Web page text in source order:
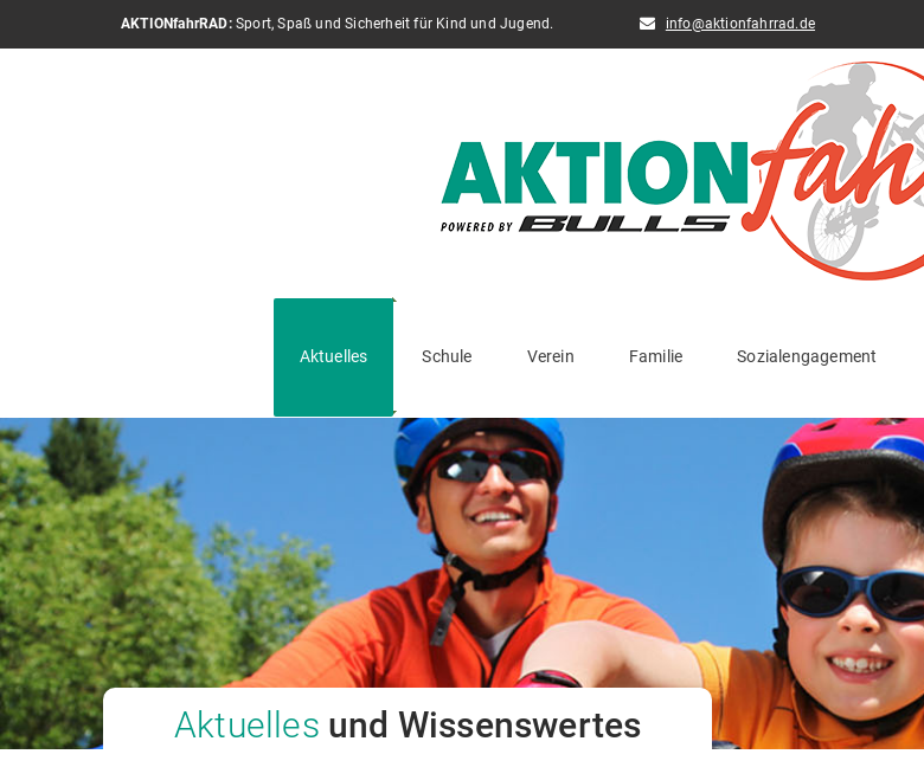
AKTIONfahrRAD:Sport, Spaß und Sicherheit für Kind und Jugend. info@aktionfahrrad.de
Aktuelles Schule Verein Familie Sozialengagement
Aktuelles und Wissenswertes